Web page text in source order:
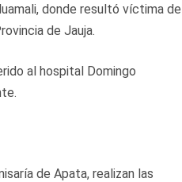
donde resultó víctima de
de Jauja.
al hospital Domingo
de Apata, realizan las